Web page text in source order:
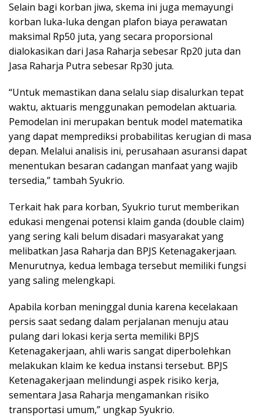
Selain bagi korban jiwa, skema ini juga memayungi
korban luka-luka dengan plafon biaya perawatan
maksimal Rp50 juta, yang secara proporsional
dialokasikan dari Jasa Raharja sebesar Rp20 juta dan
Jasa Raharja Putra sebesar Rp30 juta.
“Untuk memastikan dana selalu siap disalurkan tepat
waktu, aktuaris menggunakan pemodelan aktuaria.
Pemodelan ini merupakan bentuk model matematika
yang dapat memprediksi probabilitas kerugian di masa
depan. Melalui analisis ini, perusahaan asuransi dapat
menentukan besaran cadangan manfaat yang wajib
tersedia,” tambah Syukrio.
Terkait hak para korban, Syukrio turut memberikan
edukasi mengenai potensi klaim ganda (double claim)
yang sering kali belum disadari masyarakat yang
melibatkan Jasa Raharja dan BPJS Ketenagakerjaan.
Menurutnya, kedua lembaga tersebut memiliki fungsi
yang saling melengkapi.
Apabila korban meninggal dunia karena kecelakaan
persis saat sedang dalam perjalanan menuju atau
pulang dari lokasi kerja serta memiliki BPJS
Ketenagakerjaan, ahli waris sangat diperbolehkan
melakukan klaim ke kedua instansi tersebut. BPJS
Ketenagakerjaan melindungi aspek risiko kerja,
sementara Jasa Raharja mengamankan risiko
transportasi umum,” ungkap Syukrio.